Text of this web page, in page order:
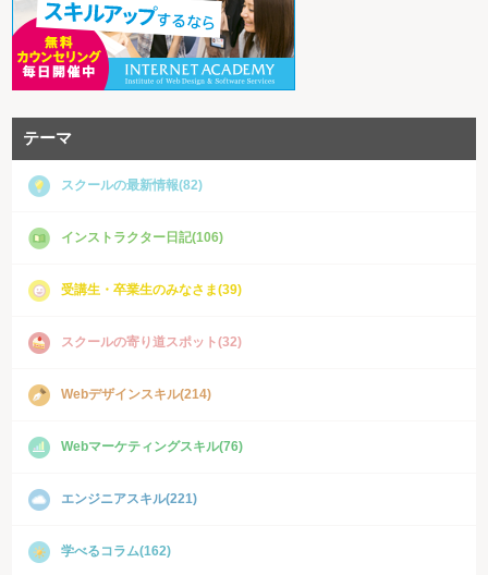
テーマ
スクールの最新情報(82)
インストラクター日記(106)
受講生・卒業生のみなさま(39)
スクールの寄り道スポット(32)
Webデザインスキル(214)
Webマーケティングスキル(76)
エンジニアスキル(221)
学べるコラム(162)